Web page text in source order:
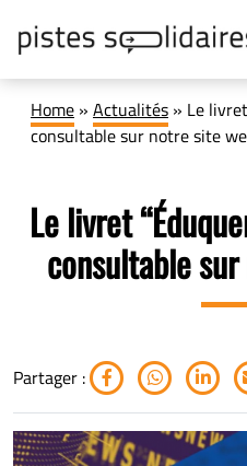
Home » Actualités » Le
consultable sur notre site
Le livret
consultable
Partager :